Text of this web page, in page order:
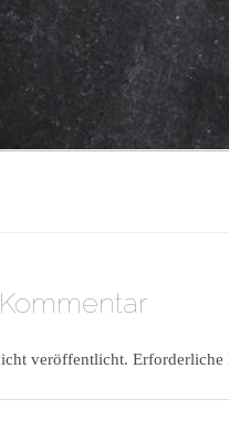
veröffentlicht.